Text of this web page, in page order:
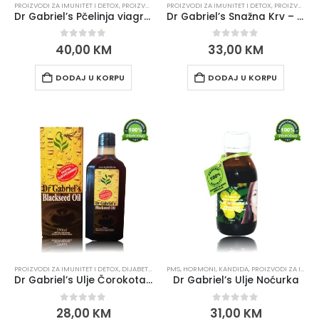
PROIZVODI ZA IMUNITET I DETOX, PROIZVODI ZA PROSTATU I POTENCIJU
Dr Gabriel’s Pčelinja viagra – Prirodna podrška za energiju i zdravlje prostate
0out of 5
40,00 KM
DODAJ U KORPU
PROIZVODI ZA IMUNITET I DETOX, PROIZVODI ZA SRCE I KRVNE ŽILE
Dr Gabriel’s Snažna Krv – protiv anemije i malokrvnosti
0out of 5
33,00 KM
DODAJ U KORPU
PROIZVODI ZA IMUNITET I DETOX, DIJABETES, HOLESTEROL, PRITISAK ,PMS, HORMONI, KANDIDA
Dr Gabriel’s Ulje Čorokota / Crnog Kima / Blackseed Oil
0out of 5
28,00 KM
PMS, HORMONI, KANDIDA, PROIZVODI ZA IMUNITET I DETOX
Dr Gabriel’s Ulje Noćurka
0out of 5
31,00 KM